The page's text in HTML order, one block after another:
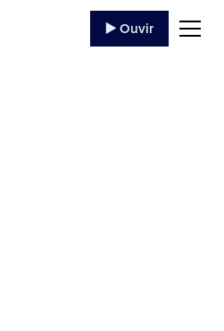
▶️ Ouvir